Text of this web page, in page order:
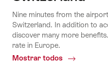
Nine minutes from the
Switzerland. In addition to
discover many more
rate in Europe.
Mostrar todos
Common.Of